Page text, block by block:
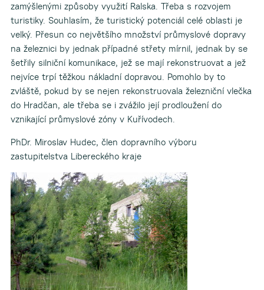
zamýšlenými způsoby využití Ralska. Třeba s rozvojem
turistiky. Souhlasím, že turistický potenciál celé oblasti je
velký. Přesun co největšího množství průmyslové dopravy
na železnici by jednak případné střety mírnil, jednak by se
šetřily silniční komunikace, jež se mají rekonstruovat a jež
nejvíce trpí těžkou nákladní dopravou. Pomohlo by to
zvláště, pokud by se nejen rekonstruovala železniční vlečka
do Hradčan, ale třeba se i zvážilo její prodloužení do
vznikající průmyslové zóny v Kuřívodech.
PhDr. Miroslav Hudec, člen dopravního výboru
zastupitelstva Libereckého kraje